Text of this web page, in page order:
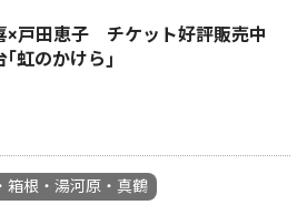
×戸田恵子 チケット好評販売中
｢虹のかけら｣
箱根・湯河原・真鶴